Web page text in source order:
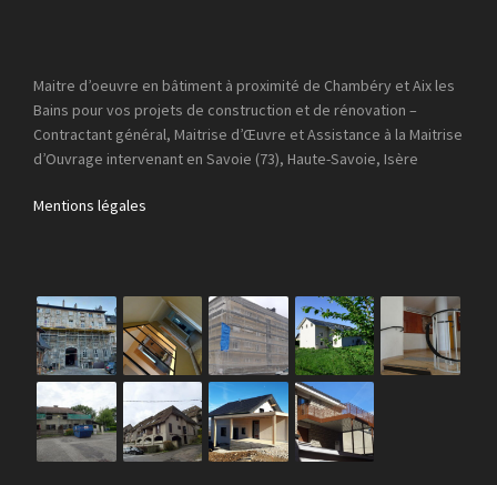
Maitre d’oeuvre en bâtiment à proximité de Chambéry et Aix les
Bains pour vos projets de construction et de rénovation –
Contractant général, Maitrise d’Œuvre et Assistance à la Maitrise
d’Ouvrage intervenant en Savoie (73), Haute-Savoie, Isère
Mentions légales